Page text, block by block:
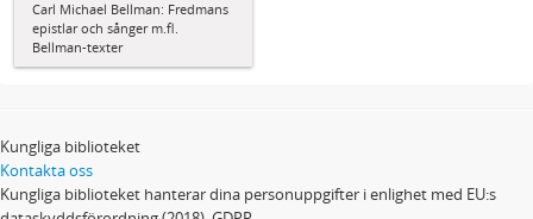
Carl Michael Bellman: Fredmans
epistlar och sånger m.fl.
Bellman-texter
Kungliga biblioteket
Kontakta oss
Kungliga biblioteket hanterar dina personuppgifter i enlighet med EU:s